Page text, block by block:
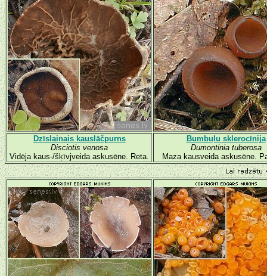
Dzīslainais kauslāčpurns
Disciotis venosa
Vidēja kaus-/šķīvjveida askusēne. Reta.
Bumbuļu sklerocīnija
Dumontinia tuberosa
Maza kausveida askusēne.